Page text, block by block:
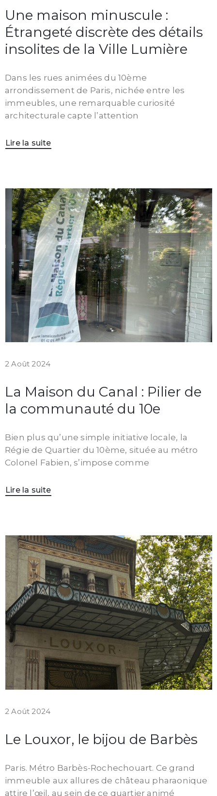
Une maison minuscule :
Étrangeté discrète des détails
insolites de la Ville Lumière
Dans les rues animées du 10ème
arrondissement de Paris, nichée entre les
immeubles, une remarquable curiosité
architecturale capte l’attention
Lire la suite
2 Août 2024
La Maison du Canal : Pilier de
la communauté du 10e
Bien plus qu’une simple initiative locale, la
Régie de Quartier du 10ème, située au métro
Colonel Fabien, s’impose comme
Lire la suite
2 Août 2024
Le Louxor, le bijou de Barbès
Paris. Métro Barbès-Rochechouart. Ce grand
immeuble aux allures de château pharaonique
attire l’œil, au sein de ce quartier animé